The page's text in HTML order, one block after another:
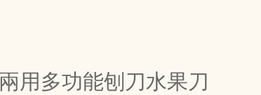
兩用多功能刨刀水果刀